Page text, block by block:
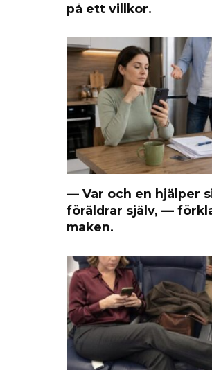
på ett villkor.
— Var och en hjälper
föräldrar själv, —
maken.